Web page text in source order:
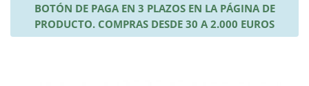
BOTÓN DE PAGA EN 3 PLAZOS EN LA PÁGINA DE
PRODUCTO. COMPRAS DESDE 30 A 2.000 EUROS